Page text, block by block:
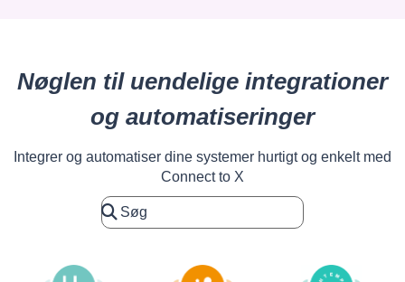
Nøglen til uendelige integrationer
og automatiseringer
Integrer og automatiser dine systemer hurtigt og enkelt med
Connect to X